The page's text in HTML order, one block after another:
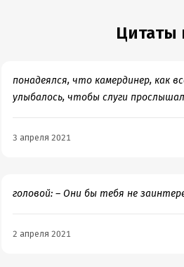
Цитаты
понадеялся, что камердинер, как
улыбалось, чтобы слуги
3 апреля 2021
головой: – Они бы тебя не
2 апреля 2021